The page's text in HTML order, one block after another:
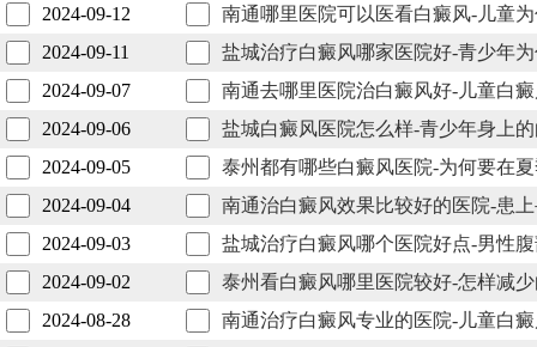
2024-09-12
南通哪里医院可以医看白癜风-儿童
2024-09-11
盐城治疗白癜风哪家医院好-青少年
2024-09-07
南通去哪里医院治白癜风好-儿童白
2024-09-06
盐城白癜风医院怎么样-青少年身上
2024-09-05
泰州都有哪些白癜风医院-为何要在
2024-09-04
南通治白癜风效果比较好的医院-患
2024-09-03
盐城治疗白癜风哪个医院好点-男性
2024-09-02
泰州看白癜风哪里医院较好-怎样减
2024-08-28
南通治疗白癜风专业的医院-儿童白